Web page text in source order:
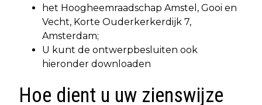
het Hoogheemraadschap Amstel, Gooi en
Vecht, Korte Ouderkerkerdijk 7,
Amsterdam;
U kunt de ontwerpbesluiten ook
hieronder downloaden
Hoe dient u uw zienswijze